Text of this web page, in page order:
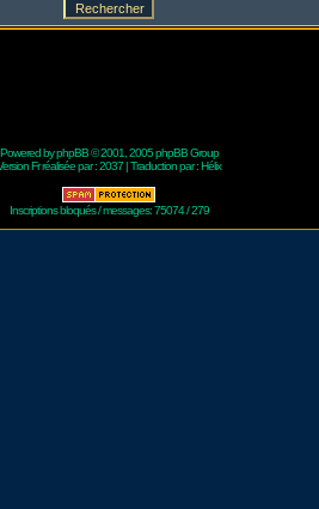
Powered byphpBB© 2001, 2005 phpBB Group
Fr réalisée par :2037 | Traduction par :Hélix
Inscriptions bloqués / messages: 75074 / 279